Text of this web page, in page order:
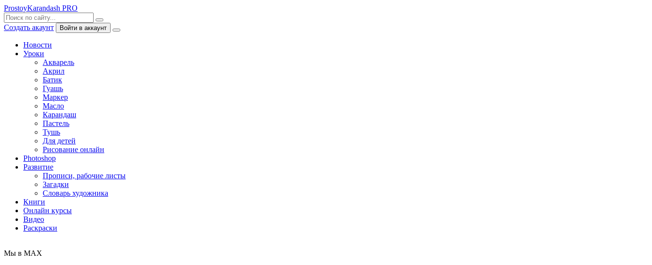
ProstoyKarandash PRO
Создать акаунт Войти в аккаунт
Новости
Уроки
Акварель
Акрил
Батик
Гуашь
Маркер
Масло
Карандаш
Пастель
Тушь
Для детей
Рисование онлайн
Photoshop
Развитие
Прописи, рабочие листы
Загадки
Словарь художника
Книги
Онлайн курсы
Видео
Раскраски
Мы в MAX